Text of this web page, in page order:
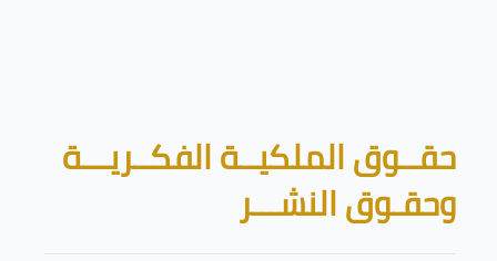
الكتل
حقــوق الملكيــة الفكــريـــة
وحقـوق النشـــر